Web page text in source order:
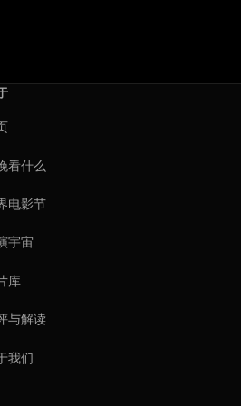
看什么
电影节
宇宙
库
与解读
我们